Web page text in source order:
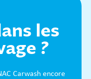
les
?
Carwash encore